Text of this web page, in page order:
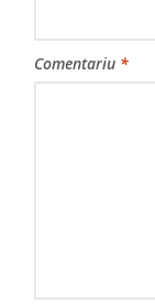
Comentariu *